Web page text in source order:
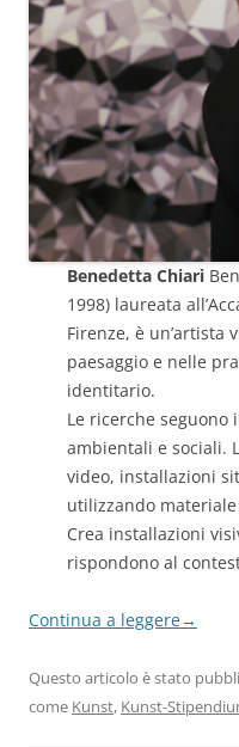
Benedetta Chiari
1998) laureata
Firenze, è un’artista
paesaggio e nelle
identitario.
Le ricerche seguono
ambientali e sociali.
video, installazioni
utilizzando
Crea installazioni
rispondono al
Continua a leggere→
Questo articolo è stato
come Kunst, Kunst-